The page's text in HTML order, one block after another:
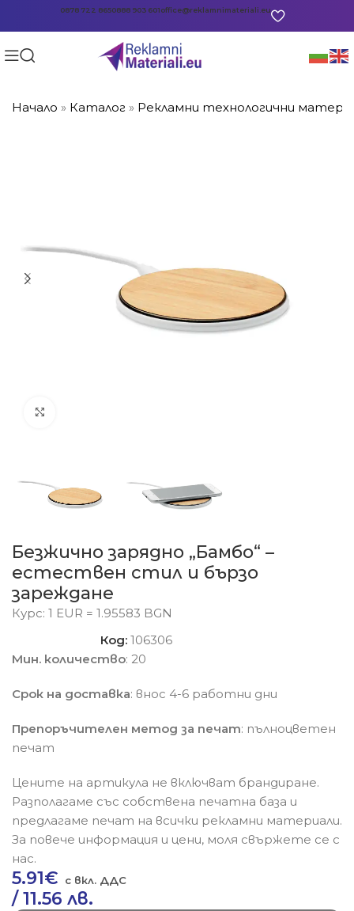
0878 722 8650888 903 601office@reklamnimateriali.eu
Начало » Каталог » Рекламни технологични
Безжично зарядно „Бамбо“ –
естествен стил и бързо
зареждане
Курс: 1 EUR = 1.95583 BGN
Код:106306
Мин. количество: 20
Срок на доставка: внос 4-6 работни дни
Препоръчителен метод за печат: пълноцветен
печат
Цените на артикула не включват брандиране.
Разполагаме със собствена печатна база и
предлагаме печат на всички рекламни материали.
За повече информация и цени, моля свържете се с
нас.
5.91€
/ 11.56 лв.